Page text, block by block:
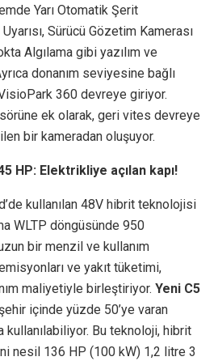
Yarı Otomatik Şerit
Sürücü Gözetim Kamerası
Algılama gibi yazılım ve
donanım seviyesine bağlı
360 devreye giriyor.
ek olarak, geri vites devreye
bir kameradan oluşuyor.
HP: Elektrikliye açılan kapı!
kullanılan 48V hibrit teknolojisi
WLTP döngüsünde 950
bir menzil ve kullanım
ve yakıt tüketimi,
maliyetiyle birleştiriyor. Yeni C5
içinde yüzde 50’ye varan
Bu teknoloji, hibrit
nesil 136 HP (100 kW) 1,2 litre 3